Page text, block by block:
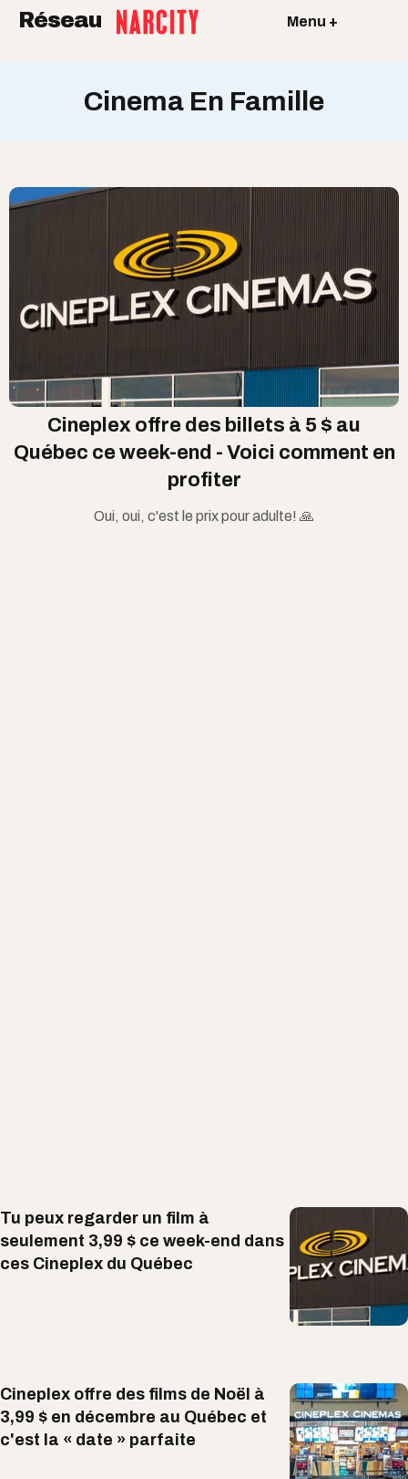
Réseau Menu +
Cinema En Famille
Cineplex offre des billets à 5 $ au
Québec ce week-end - Voici comment en
profiter
Oui, oui, c'est le prix pour adulte! 🙏
Tu peux regarder un film à
seulement 3,99 $ ce week-end dans
ces Cineplex du Québec
Cineplex offre des films de Noël à
3,99 $ en décembre au Québec et
c'est la « date » parfaite